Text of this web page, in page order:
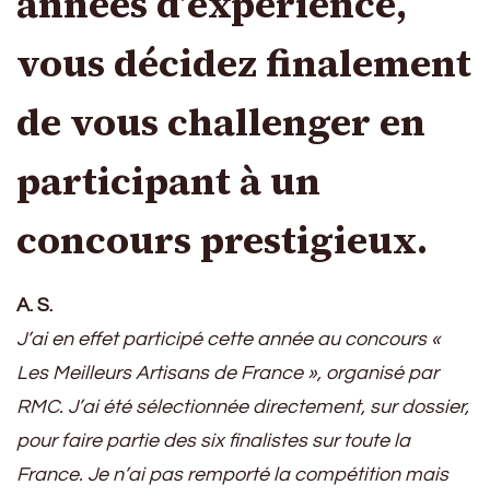
vous décidez finalement
de vous challenger en
participant à un
concours prestigieux.
A. S.
J’ai en effet participé cette année au concours «
Les Meilleurs Artisans de France », organisé par
RMC. J’ai été sélectionnée directement, sur dossier,
pour faire partie des six finalistes sur toute la
France. Je n’ai pas remporté la compétition mais